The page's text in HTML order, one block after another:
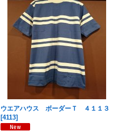
ウエアハウス ボーダーＴ ４１１３
[4113]